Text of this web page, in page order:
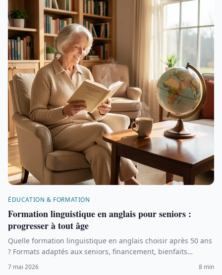
ÉDUCATION & FORMATION
Formation linguistique en anglais pour seniors :
progresser à tout âge
Quelle formation linguistique en anglais choisir après 50 ans
? Formats adaptés aux seniors, financement, bienfaits
cognitifs et conseils pratiques pour progresser.
7 mai 2026 8 min